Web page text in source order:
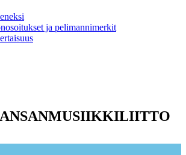
ja pelimannimerkit